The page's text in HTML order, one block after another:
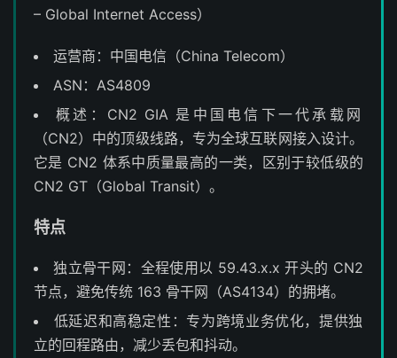
– Global Internet Access）
运营商：中国电信（China Telecom）
ASN：AS4809
概述：CN2 GIA 是中国电信下一代承载网
（CN2）中的顶级线路，专为全球互联网接入设计。
它是 CN2 体系中质量最高的一类，区别于较低级的
CN2 GT（Global Transit）。
特点
独立骨干网：全程使用以 59.43.x.x 开头的 CN2
节点，避免传统 163 骨干网（AS4134）的拥堵。
低延迟和高稳定性：专为跨境业务优化，提供独
立的回程路由，减少丢包和抖动。